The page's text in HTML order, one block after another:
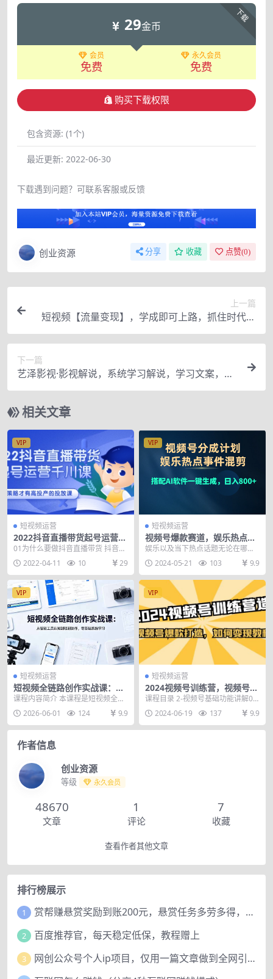
下载
29金币
会员
免费
永久会员
免费
购买下载权限
包含资源: (1个)
最近更新: 2022-06-30
下载遇到问题？可联系客服或反馈
创业资源 分享 收藏 点赞(0)
上一篇
短视频【流量变现】，学成即可上路，抓住时代的
红利，价值4980元
下一篇
艺泽影视·影视解说，系统学习解说，学习文案，剪
辑，全平台运营
相关文章
VIP
短视频运营
2022抖音直播带货起号运营千
川课，有策略才有高投产的投
放课
01为什么要做抖音直播带货 抖音直
播带货机会适合你吗? 抖音带货能火
多久? 抖音...
2022-04-11 10 29
VIP
短视频运营
视频号爆款赛道，娱乐热点事
件混剪，搭配AI软件一键生
成，日入800+
娱乐以及当下热点话题无论在哪个
平台都是流量最高，最吸引人眼球
的， 在视频号也不例...
2024-05-21 103 9.9
VIP
短视频运营
短视频全链路创作实战课：从
智能工具认知到短剧制作，零
课程内容简介 本课程是短视频全链
路创作实战课，系统讲解从智能工
具认知到短剧制作的...
2026-06-01 124 9.9
VIP
短视频运营
2024视频号训练营，视频号爆
款打造，如何变现教程（20节
课程目录 2-视频号基础功能讲解0
《必看》.mp4 3-视频号基础功能讲
解@必看...
2024-06-19 137 9.9
作者信息
创业资源
等级 永久会员
48670
文章
1
评论
7
收藏
查看作者其他文章
排行榜展示
1 赏帮赚悬赏奖励到账200元，悬赏任务多劳多得，人人可做。
2 百度推荐官，每天稳定低保，教程赠上
3 网创公众号个人ip项目，仅用一篇文章做到全网引流！